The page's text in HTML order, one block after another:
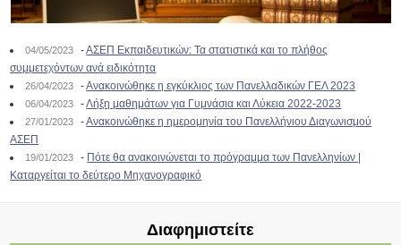
04/05/2023 -ΑΣΕΠ Εκπαιδευτικών: Τα στατιστικά και το πλήθος
συμμετεχόντων ανά ειδικότητα
26/04/2023 -Ανακοινώθηκε η εγκύκλιος των Πανελλαδικών ΓΕΛ 2023
06/04/2023 -Λήξη μαθημάτων για Γυμνάσια και Λύκεια 2022-2023
27/01/2023 -Ανακοινώθηκε η ημερομηνία του Πανελλήνιου Διαγωνισμού
ΑΣΕΠ
19/01/2023 - Πότε θα ανακοινώνεται το πρόγραμμα των Πανελληνίων |
Καταργείται το δεύτερο Μηχανογραφικό
Διαφημιστείτε